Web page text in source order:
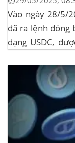
Vào ngày 28/5/
đã ra lệnh đóng
dạng USDC,
tập thể do